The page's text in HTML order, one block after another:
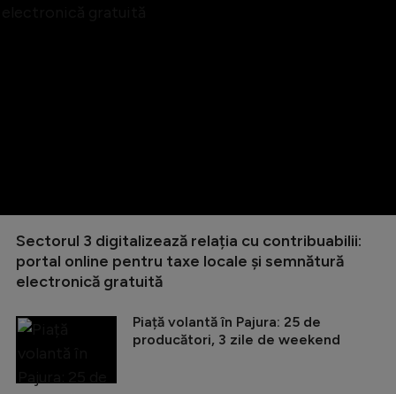
Sectorul 3 digitalizează relația cu contribuabilii:
portal online pentru taxe locale și semnătură
electronică gratuită
Piață volantă în Pajura: 25 de
producători, 3 zile de weekend